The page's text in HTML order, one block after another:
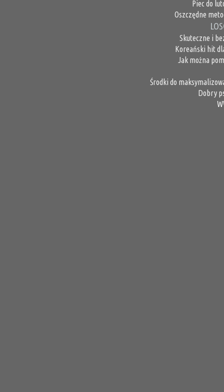
Piec do
Oszczędne
Skuteczne i
Koreański hit
Jak można
Środki do
Dobry